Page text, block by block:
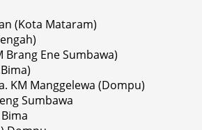
(Kota Mataram)
Brang Ene Sumbawa)
KM Manggelewa (Dompu)
Sumbawa